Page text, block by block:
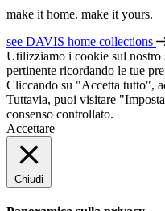
make it home. make it yours.
see DAVIS home collections
Utilizziamo i cookie sul nostro
pertinente ricordando le tue
Cliccando su "Accetta tutto",
Tuttavia, puoi visitare
consenso controllato.
Accettare
Chiudi